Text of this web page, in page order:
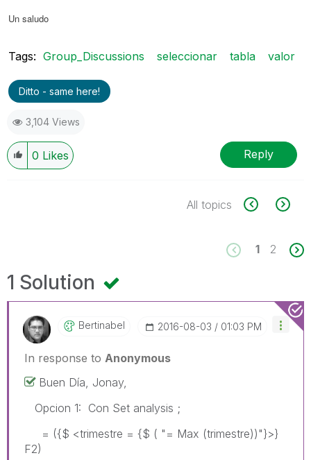
Un saludo
Tags: Group_Discussions seleccionar tabla valor
Ditto - same here!
3,104 Views
0 Likes Reply
All topics
1 2
1 Solution
Bertinabel ‎2016-08-03 01:03 PM
In response to Anonymous
Buen Día, Jonay,
Opcion 1: Con Set analysis ;
= ({$ <trimestre = {$ ( "= Max (trimestre))"}>}
F2)